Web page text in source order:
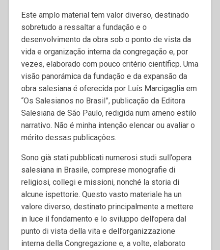
Este amplo material tem valor diverso, destinado
sobretudo a ressaltar a fundação e o
desenvolvimento da obra sob o ponto de vista da
vida e organização interna da congregação e, por
vezes, elaborado com pouco critério científicp. Uma
visão panorámica da fundação e da expansão da
obra salesiana é oferecida por Luís Marcigaglia em
“Os Salesianos no Brasil”, publicação da Editora
Salesiana de São Paulo, redigida num ameno estilo
narrativo. Não é minha intenção elencar ou avaliar o
mérito dessas publicaçôes.
Sono già stati pubblicati numerosi studi sull’opera
salesiana in Brasile, comprese monografie di
religiosi, collegi e missioni, nonché la storia di
alcune ispettorie. Questo vasto materiale ha un
valore diverso, destinato principalmente a mettere
in luce il fondamento e lo sviluppo dell’opera dal
punto di vista della vita e dell’organizzazione
interna della Congregazione e, a volte, elaborato